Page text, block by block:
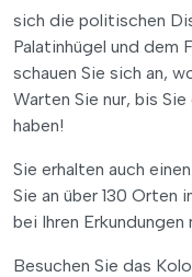
sich die politischen
Palatinhügel und dem
schauen Sie sich an,
Warten Sie nur, bis
haben!
Sie erhalten auch
Sie an über 130 Orten
bei Ihren
Besuchen Sie das